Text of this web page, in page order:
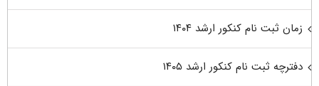
زمان ثبت نام کنکور ارشد ۱۴۰۴
دفترچه ثبت نام کنکور ارشد ۱۴۰۵